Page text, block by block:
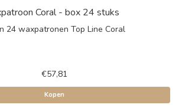
Coral - box 24 stuks
24 waxpatronen Top Line Coral
€57,81
Kopen